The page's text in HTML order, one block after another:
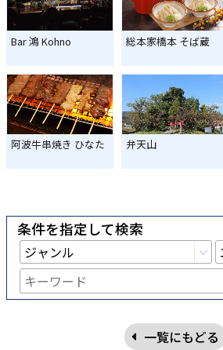
Bar 鴻 Kohno 総本家橋本 そば蔵
阿波牛串焼き ひなた 弁天山
条件を指定して検索
一覧にもどる